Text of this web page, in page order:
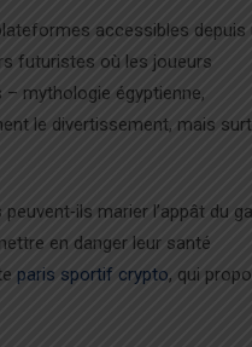
accessibles depuis
futuristes où les joueurs
mythologie égyptienne,
le divertissement, mais
marier l’appât du
en danger leur santé
paris sportif crypto, qui